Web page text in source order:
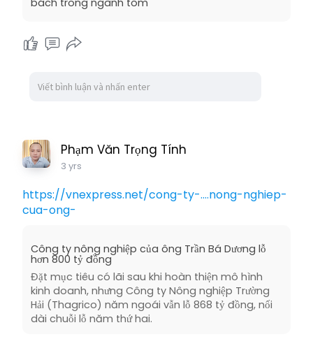
Phạm Văn Trọng Tính
3 yrs
https://vnexpress.net/cong-ty-....nong-nghiep-
cua-ong-
Công ty nông nghiệp của ông Trần Bá Dương lỗ
hơn 800 tỷ đồng
Đặt mục tiêu có lãi sau khi hoàn thiện mô hình
kinh doanh, nhưng Công ty Nông nghiệp Trường
Hải (Thagrico) năm ngoái vẫn lỗ 868 tỷ đồng, nối
dài chuỗi lỗ năm thứ hai.